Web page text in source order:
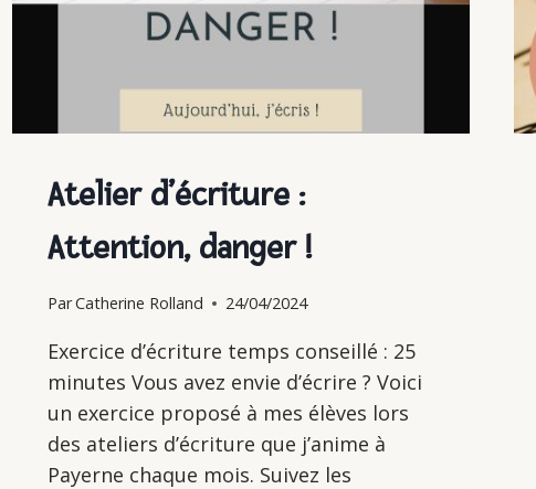
Atelier d’écriture :
Attention, danger !
ParCatherine Rolland 24/04/2024
Exercice d’écriture temps conseillé : 25
minutes Vous avez envie d’écrire ? Voici
un exercice proposé à mes élèves lors
des ateliers d’écriture que j’anime à
Payerne chaque mois. Suivez les